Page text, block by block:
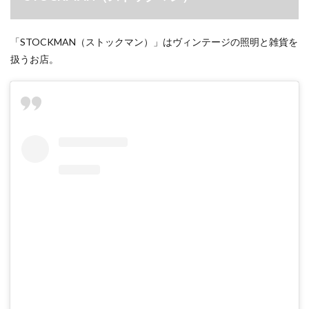
「STOCKMAN（ストックマン）」はヴィンテージの照明と雑貨を
扱うお店。